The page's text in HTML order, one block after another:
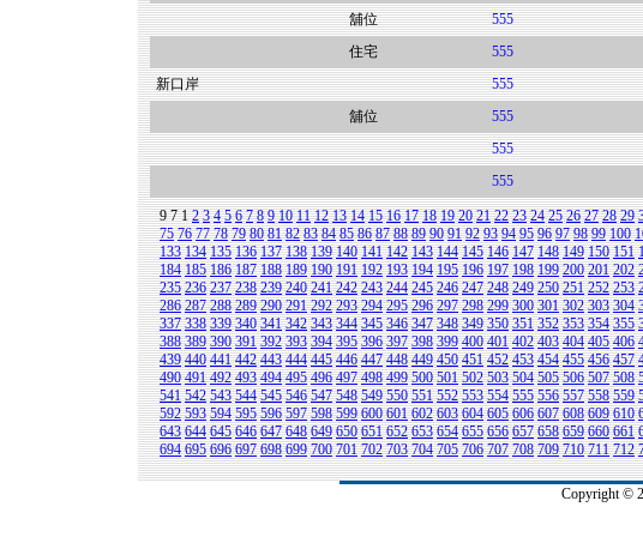
舖位
555
住宅
555
新口岸
555
舖位
555
555
555
9 712 3 4 5 6 7 8 9 10 11 12 13 14 15 16 17 18 19 20 21 22 23 24 25 26 27 28 29
75 76 77 78 79 80 81 82 83 84 85 86 87 88 89 90 91 92 93 94 95 96 97 98 99 100
133 134 135 136 137 138 139 140 141 142 143 144 145 146 147 148 149 150 151
184 185 186 187 188 189 190 191 192 193 194 195 196 197 198 199 200 201 202
235 236 237 238 239 240 241 242 243 244 245 246 247 248 249 250 251 252 253
286 287 288 289 290 291 292 293 294 295 296 297 298 299 300 301 302 303 304
337 338 339 340 341 342 343 344 345 346 347 348 349 350 351 352 353 354 355
388 389 390 391 392 393 394 395 396 397 398 399 400 401 402 403 404 405 406
439 440 441 442 443 444 445 446 447 448 449 450 451 452 453 454 455 456 457
490 491 492 493 494 495 496 497 498 499 500 501 502 503 504 505 506 507 508
541 542 543 544 545 546 547 548 549 550 551 552 553 554 555 556 557 558 559
592 593 594 595 596 597 598 599 600 601 602 603 604 605 606 607 608 609 610
643 644 645 646 647 648 649 650 651 652 653 654 655 656 657 658 659 660 661
694 695 696 697 698 699 700 701 702 703 704 705 706 707 708 709 710 711 712
Copyright ©